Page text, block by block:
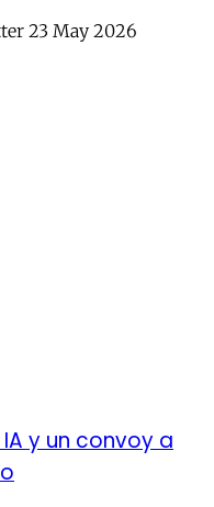
23 May 2026
y un convoy a